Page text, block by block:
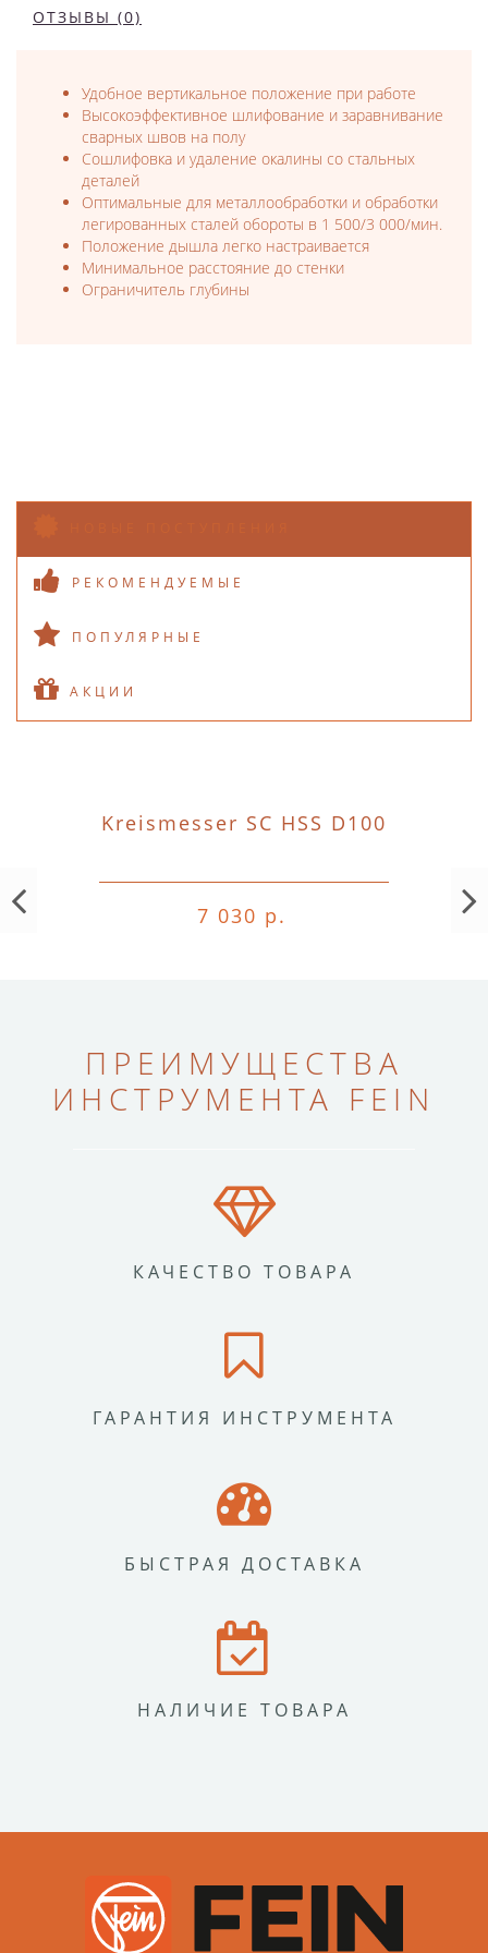
ОТЗЫВЫ (0)
Удобное вертикальное положение при работе
Высокоэффективное шлифование и заравнивание
сварных швов на полу
Сошлифовка и удаление окалины со стальных
деталей
Оптимальные для металлообработки и обработки
легированных сталей обороты в 1 500/3 000/мин.
Положение дышла легко настраивается
Минимальное расстояние до стенки
Ограничитель глубины
РЕКОМЕНДУЕМЫЕ
ПОПУЛЯРНЫЕ
АКЦИИ
Kreismesser SC HSS D100
7 030 р.
ПРЕИМУЩЕСТВА
ИНСТРУМЕНТА FEIN
КАЧЕСТВО ТОВАРА
ГАРАНТИЯ ИНСТРУМЕНТА
БЫСТРАЯ ДОСТАВКА
НАЛИЧИЕ ТОВАРА